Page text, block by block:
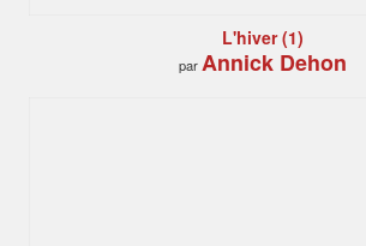
L'hiver (1)
parAnnick Dehon